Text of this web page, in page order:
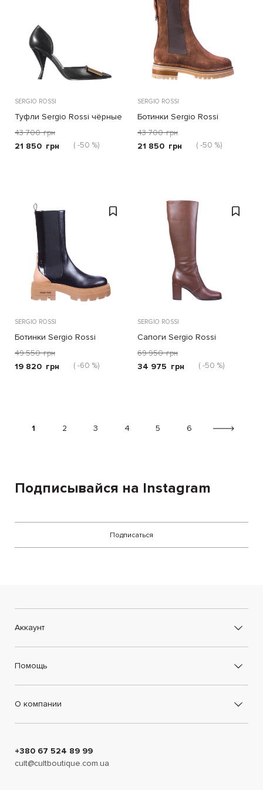
SERGIO ROSSI
Туфли Sergio Rossi чёрные
43 700 грн
21 850 грн ( -50 %)
SERGIO ROSSI
Ботинки Sergio Rossi
коричневые
43 700 грн
21 850 грн ( -50 %)
SERGIO ROSSI
Ботинки Sergio Rossi
чёрные
49 550 грн
19 820 грн ( -60 %)
SERGIO ROSSI
Сапоги Sergio Rossi
коричневые
69 950 грн
34 975 грн ( -50 %)
1 2 3 4 5 6
Подписывайся на Instagram
Подписаться
Аккаунт
Помощь
О компании
+380 67 524 89 99
cult@cultboutique.com.ua